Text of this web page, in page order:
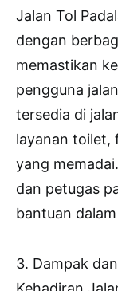
Jalan Tol
dengan
memastikan
pengguna
tersedia di
layanan toilet,
yang
dan petugas
bantuan
3. Dampak